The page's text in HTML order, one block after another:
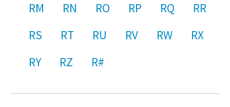
RM
RN RO RP RQ
RR
RS
RT RU RV RW
RX
RY
RZ R#